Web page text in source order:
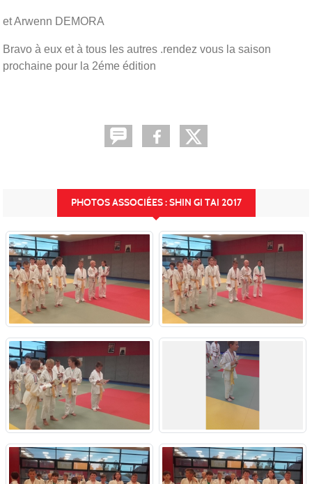
et Arwenn DEMORA
Bravo à eux et à tous les autres .rendez vous la saison
prochaine pour la 2éme édition
PHOTOS ASSOCIÉES : SHIN GI TAI 2017